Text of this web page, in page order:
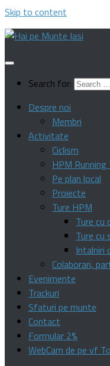
Skip to content
Search for:
Despre noi
Membri
Activitate
Ciclism
HPM Running
Pe plan local
Proiecte
Ture HPM
Ture cu
Ture cu
Intalniri
Colaborari,
Evenimente
Trackuri
Sfaturi pe munte
Contact
Formular 2%
WebCam de pe vf